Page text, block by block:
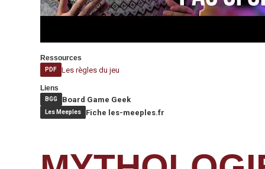
Ressources
PDF Les règles du jeu
Liens
BGG Board Game Geek
Les Meeples Fiche les-meeples.fr